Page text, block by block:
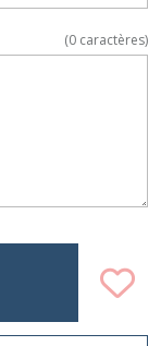
(0 caractères)